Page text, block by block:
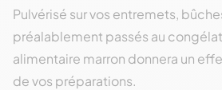
Pulvérisé sur vos entremets,
préalablement passés au
alimentaire marron donnera un
de vos préparations.